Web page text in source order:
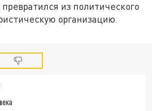
из политического
организацию.